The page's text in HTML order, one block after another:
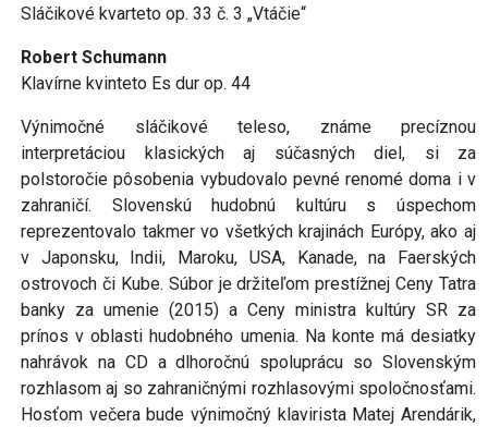
Sláčikové kvarteto op. 33 č. 3 „Vtáčie“
Robert Schumann
Klavírne kvinteto Es dur op. 44
Výnimočné sláčikové teleso, známe precíznou
interpretáciou klasických aj súčasných diel, si za
polstoročie pôsobenia vybudovalo pevné renomé doma i v
zahraničí. Slovenskú hudobnú kultúru s úspechom
reprezentovalo takmer vo všetkých krajinách Európy, ako aj
v Japonsku, Indii, Maroku, USA, Kanade, na Faerských
ostrovoch či Kube. Súbor je držiteľom prestížnej Ceny Tatra
banky za umenie (2015) a Ceny ministra kultúry SR za
prínos v oblasti hudobného umenia. Na konte má desiatky
nahrávok na CD a dlhoročnú spoluprácu so Slovenským
rozhlasom aj so zahraničnými rozhlasovými spoločnosťami.
Hosťom večera bude výnimočný klavirista Matej Arendárik,